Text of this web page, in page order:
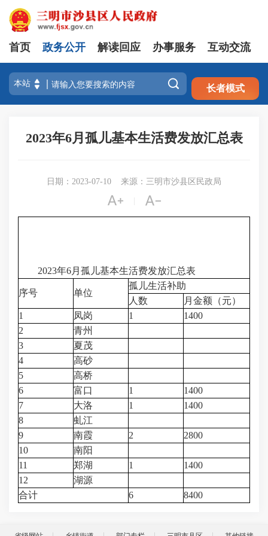
注册 登录
首页 政务公开 解读回应 办事服务 互动交流
 长者模式
2023年6月孤儿基本生活费发放汇总表
日期：2023-07-10 来源：三明市沙县区民政局
 
2023年6月孤儿基本生活费发放汇总表
序号 单位
孤儿生活补助
人数
月金额（元）
1
凤岗 1
1400
2
青州
3
夏茂
4
高砂
5
高桥
6
富口 1
1400
7
大洛 1
1400
8
虬江
9
南霞 2
2800
10
南阳
11
郑湖 1
1400
12
湖源
合计
6 8400